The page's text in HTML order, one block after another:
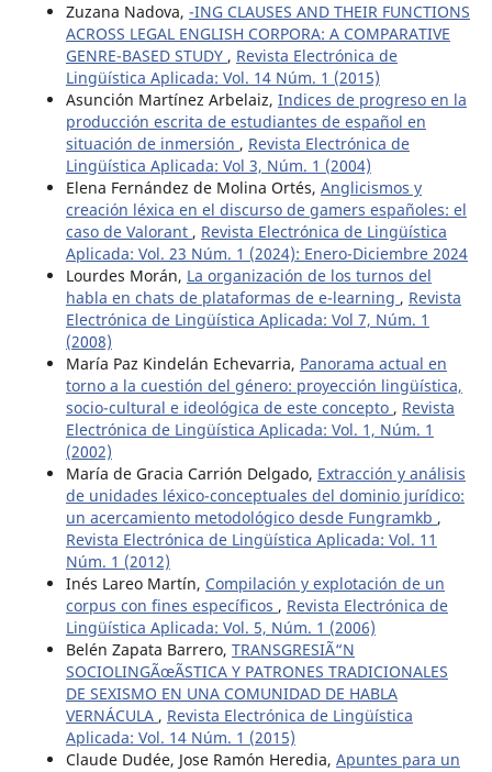
Zuzana Nadova, -ING CLAUSES AND THEIR FUNCTIONS
ACROSS LEGAL ENGLISH CORPORA: A COMPARATIVE
GENRE-BASED STUDY , Revista Electrónica de
Lingüística Aplicada: Vol. 14 Núm. 1 (2015)
Asunción Martínez Arbelaiz, Indices de progreso en la
producción escrita de estudiantes de español en
situación de inmersión , Revista Electrónica de
Lingüística Aplicada: Vol 3, Núm. 1 (2004)
Elena Fernández de Molina Ortés, Anglicismos y
creación léxica en el discurso de gamers españoles: el
caso de Valorant , Revista Electrónica de Lingüística
Aplicada: Vol. 23 Núm. 1 (2024): Enero-Diciembre 2024
Lourdes Morán, La organización de los turnos del
habla en chats de plataformas de e-learning , Revista
Electrónica de Lingüística Aplicada: Vol 7, Núm. 1
(2008)
María Paz Kindelán Echevarria, Panorama actual en
torno a la cuestión del género: proyección lingüística,
socio-cultural e ideológica de este concepto , Revista
Electrónica de Lingüística Aplicada: Vol. 1, Núm. 1
(2002)
María de Gracia Carrión Delgado, Extracción y análisis
de unidades léxico-conceptuales del dominio jurídico:
un acercamiento metodológico desde Fungramkb ,
Revista Electrónica de Lingüística Aplicada: Vol. 11
Núm. 1 (2012)
Inés Lareo Martín, Compilación y explotación de un
corpus con fines específicos , Revista Electrónica de
Lingüística Aplicada: Vol. 5, Núm. 1 (2006)
Belén Zapata Barrero, TRANSGRESIÃ“N
SOCIOLINGÃœÃSTICA Y PATRONES TRADICIONALES
DE SEXISMO EN UNA COMUNIDAD DE HABLA
VERNÁCULA , Revista Electrónica de Lingüística
Aplicada: Vol. 14 Núm. 1 (2015)
Claude Dudée, Jose Ramón Heredia, Apuntes para un